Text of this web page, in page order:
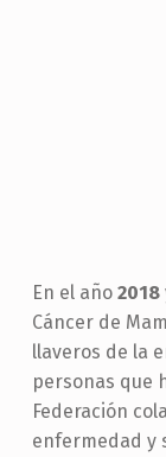
En el año 2018
Cáncer de
llaveros de la
personas que
Federación
enfermedad y